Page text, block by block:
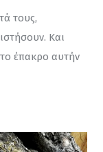
τους,
Και
έπακρο αυτήν